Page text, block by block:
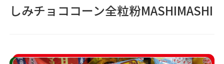
しみチョココーン全粒粉MASHIMASHI